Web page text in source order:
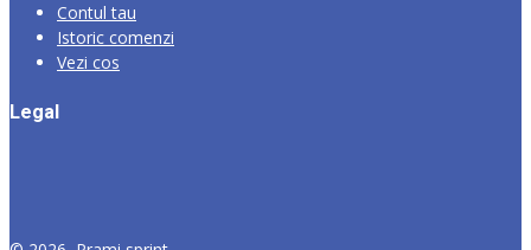
Contul tau
Istoric comenzi
Vezi cos
Legal